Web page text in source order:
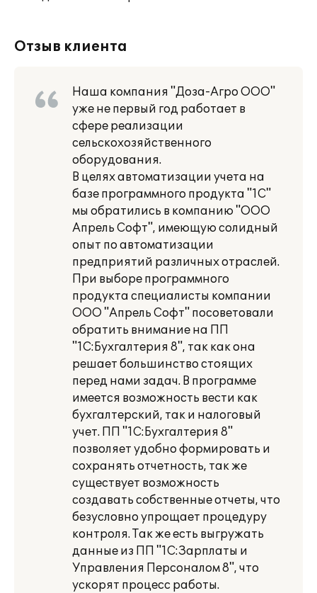
Отзыв клиента
Наша компания "Доза-Агро ООО"
уже не первый год работает в
сфере реализации
сельскохозяйственного
оборудования.
В целях автоматизации учета на
базе программного продукта "1С"
мы обратились в компанию "ООО
Апрель Софт", имеющую солидный
опыт по автоматизации
предприятий различных отраслей.
При выборе программного
продукта специалисты компании
ООО "Апрель Софт" посоветовали
обратить внимание на ПП
"1С:Бухгалтерия 8", так как она
решает большинство стоящих
перед нами задач. В программе
имеется возможность вести как
бухгалтерский, так и налоговый
учет. ПП "1С:Бухгалтерия 8"
позволяет удобно формировать и
сохранять отчетность, так же
существует возможность
создавать собственные отчеты, что
безусловно упрощает процедуру
контроля. Так же есть выгружать
данные из ПП "1С:Зарплаты и
Управления Персоналом 8", что
ускорят процесс работы.